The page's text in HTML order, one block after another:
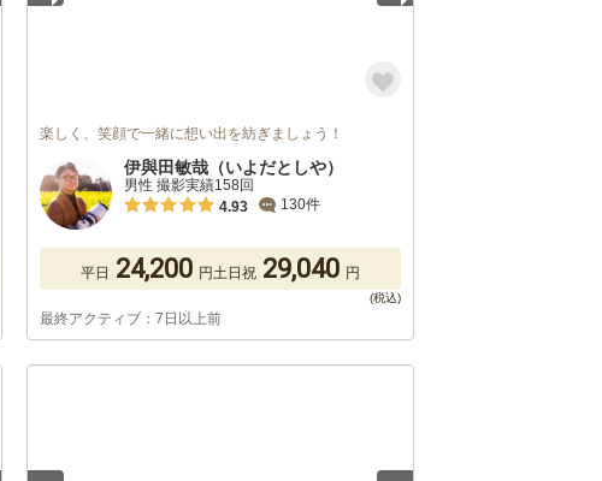
楽しく、笑顔で一緒に想い出を紡ぎましょう！
伊與田敏哉（いよだとしや）
男性 撮影実績158回
4.93
130件
平日 24,200 円土日祝 29,040 円
最終アクティブ：7日以上前